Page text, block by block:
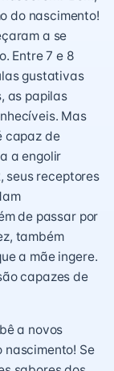
do nascimento!
a se
Entre 7 e 8
gustativas
as papilas
Mas
capaz de
a engolir
seus receptores
de passar por
também
a mãe ingere.
capazes de
a novos
nascimento! Se